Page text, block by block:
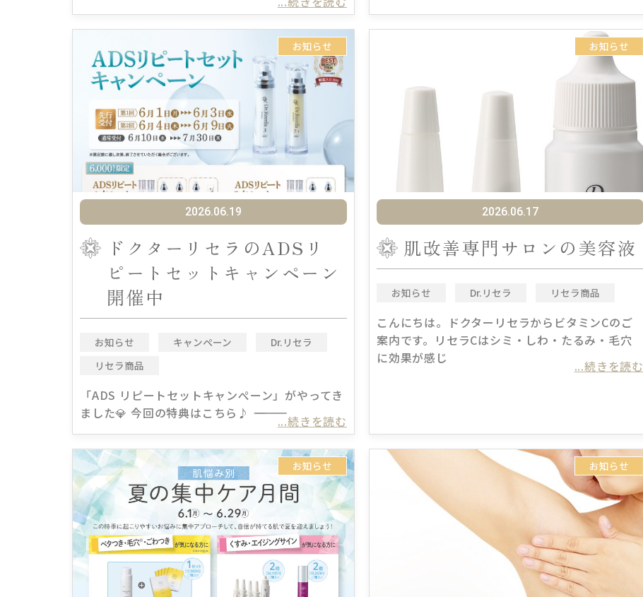
2026.06.19
ドクターリセラのADSリ
ピートセットキャンペーン
開催中
お知らせ
お知らせ キャンペーン
Dr.リセラ
リセラ商品
「ADS リピートセットキャンぺーン」がやってき
ました💎 今回の特典はこちら♪ ――――――――――
...続きを読む
2026.06.17
肌改善専門サロンの美容液
お知らせ
お知らせ Dr.リセラ リセラ商品
こんにちは。ドクターリセラからビタミンCのご
案内です。リセラCはシミ・しわ・たるみ・毛穴
に効果が感じ
...続きを読む
お知らせ お知らせ